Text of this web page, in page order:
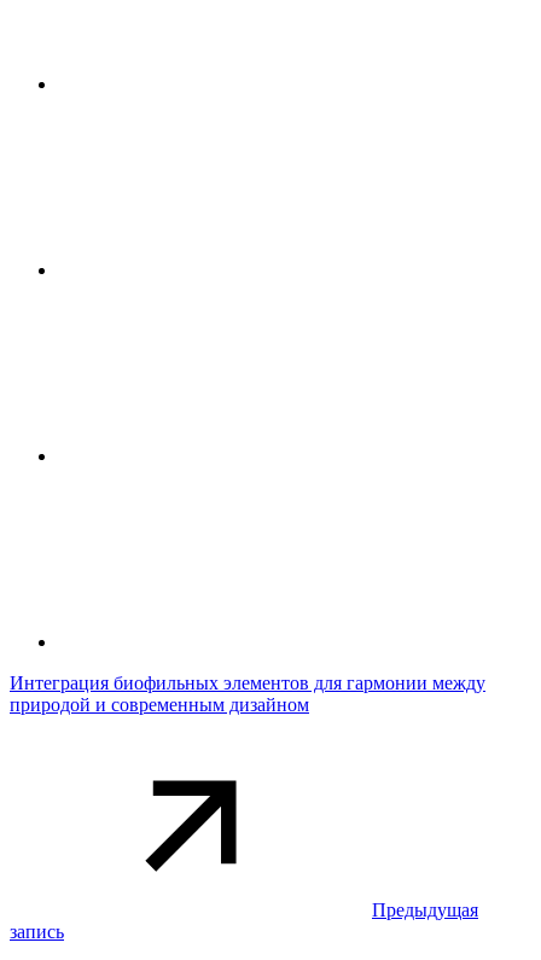
Интеграция биофильных элементов для гармонии между
природой и современным дизайном
Предыдущая
запись